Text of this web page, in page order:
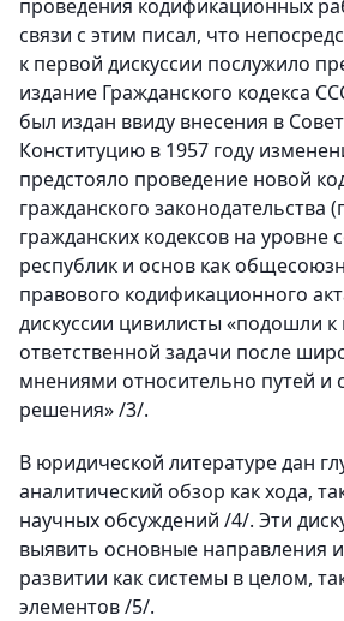
проведения кодификационных
связи с этим писал, что
к первой дискуссии послужило
издание Гражданского кодекса
был издан ввиду внесения в
Конституцию в 1957 году
предстояло проведение новой
гражданского законодательства
гражданских кодексов на уровне
республик и основ как
правового кодификационного
дискуссии цивилисты «подошли
ответственной задачи после
мнениями относительно путей и
решения» /3/.
В юридической литературе дан
аналитический обзор как хода,
научных обсуждений /4/. Эти
выявить основные направления
развитии как системы в целом,
элементов /5/.